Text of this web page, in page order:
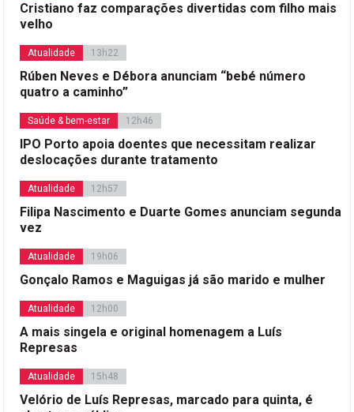
Cristiano faz comparações divertidas com filho mais
velho
Atualidade 13h22
Rúben Neves e Débora anunciam “bebé número
quatro a caminho”
Saúde & bem-estar 12h46
IPO Porto apoia doentes que necessitam realizar
deslocações durante tratamento
Atualidade 12h57
Filipa Nascimento e Duarte Gomes anunciam segunda
vez
Atualidade 19h06
Gonçalo Ramos e Maguigas já são marido e mulher
Atualidade 12h00
A mais singela e original homenagem a Luís
Represas
Atualidade 15h48
Velório de Luís Represas, marcado para quinta, é